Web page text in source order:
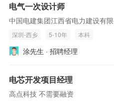
电气一次设计师
中国电建集团江西省电力建设有
深圳-西乡 5-10年 本科
涂先生 · 招聘经理
电芯开发项目经理
高点科技 不需要融资